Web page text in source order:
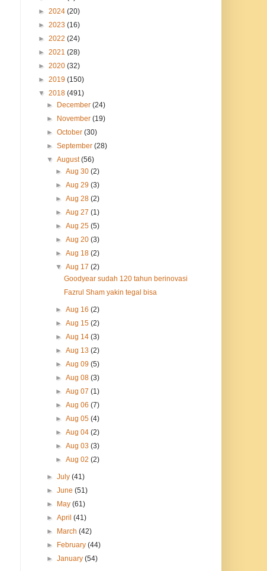
► 2024 (20)
► 2023 (16)
► 2022 (24)
► 2021 (28)
► 2020 (32)
► 2019 (150)
▼ 2018 (491)
►
December(24)
►
November(19)
►October(30)
►September(28)
▼August(56)
► Aug 30 (2)
► Aug 29 (3)
► Aug 28 (2)
► Aug 27 (1)
► Aug 25 (5)
► Aug 20 (3)
► Aug 18 (2)
▼ Aug 17 (2)
Goodyear sudah 120 tahun berinovasi
Fazrul Sham yakin tegal bisa
► Aug 16 (2)
► Aug 15 (2)
► Aug 14 (3)
► Aug 13 (2)
► Aug 09 (5)
► Aug 08 (3)
► Aug 07 (1)
► Aug 06 (7)
► Aug 05 (4)
► Aug 04 (2)
► Aug 03 (3)
► Aug 02 (2)
►July(41)
►June(51)
►
May(61)
►April(41)
►
March(42)
►
February(44)
►January(54)